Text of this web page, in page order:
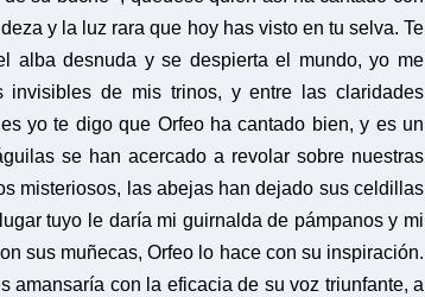
y la luz rara que hoy has visto en tu selva. Te
alba desnuda y se despierta el mundo, yo me
de mis trinos, y entre las claridades
yo te digo que Orfeo ha cantado bien, y es un
se han acercado a revolar sobre nuestras
misteriosos, las abejas han dejado sus celdillas
tuyo le daría mi guirnalda de pámpanos y mi
sus muñecas, Orfeo lo hace con su inspiración.
amansaría con la eficacia de su voz triunfante, a